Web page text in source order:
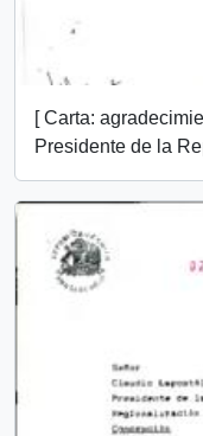
[ Carta:
Presidente de la